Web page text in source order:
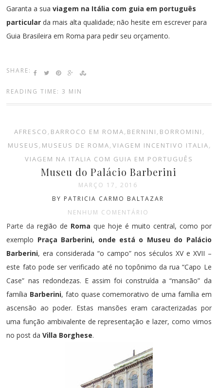
Garanta a suaviagem na Itália com guia em português
particular da mais alta qualidade; não hesite em escrever para
Guia Brasileira em Roma para pedir seu orçamento.
SHARE:
READING TIME: 3 MIN
AFRESCO , BARROCO EM ROMA, BERNINI , BORROMINI ,
MUSEUS , MUSEUS DE ROMA, VIAGEM INCENTIVO ITALIA,
VIAGEM NA ITALIA COM GUIA EM PORTUGUÊS
Museu do Palácio Barberini
MARÇO 17, 2016
BY PATRICIA CARMO BALTAZAR
NENHUM COMENTÁRIO
Parte daregião de Roma que hoje é muito central, como por
exemplo Praça Barberini, onde está o Museu do Palácio
Barberini, era considerada “o campo” nos séculos XV e XVII –
este fato pode ser verificado até no topônimo da rua “Capo Le
Case” nas redondezas. E assim foi construída a “mansão” da
família Barberini, fato quase comemorativo de uma família em
ascensão ao poder. Estas mansões eram caracterizadas por
uma função ambivalente de representação e lazer, como vimos
no post daVilla Borghese.